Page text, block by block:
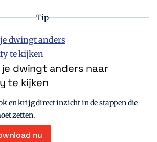
Tip
je dwingt anders naar
te kijken
en krijg direct inzicht in de stappen die
zetten.
nu